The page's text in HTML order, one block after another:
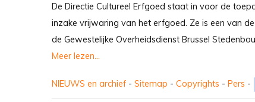
De Directie Cultureel Erfgoed staat in voor de
inzake vrijwaring van het erfgoed. Ze is een van
de Gewestelijke Overheidsdienst Brussel
Meer lezen...
NIEUWS en archief - Sitemap - Copyrights - Pers -